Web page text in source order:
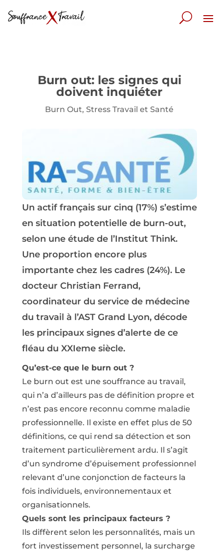
Burn out: les signes qui
doivent inquiéter
Burn Out,Stress Travail et Santé
Un actif français sur cinq (17%) s’estime
en situation potentielle de burn-out,
selon une étude de l’Institut Think.
Une proportion encore plus
importante chez les cadres (24%). Le
docteur Christian Ferrand,
coordinateur du service de médecine
du travail à l’AST Grand Lyon, décode
les principaux signes d’alerte de ce
fléau du XXIeme siècle.
Qu’est-ce que le burn out ?
Le burn out est une souffrance au travail,
qui n’a d’ailleurs pas de définition propre et
n’est pas encore reconnu comme maladie
professionnelle. Il existe en effet plus de 50
définitions, ce qui rend sa détection et son
traitement particulièrement ardu. Il s’agit
d’un syndrome d’épuisement professionnel
relevant d’une conjonction de facteurs la
fois individuels, environnementaux et
organisationnels.
Quels sont les principaux facteurs ?
Ils diffèrent selon les personnalités, mais un
fort investissement personnel, la surcharge